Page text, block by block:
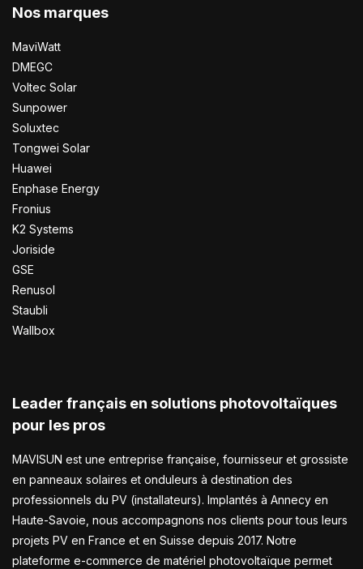
Nos marques
MaviWatt
DMEGC
Voltec Solar
Sunpower
Soluxtec
Tongwei Solar
Huawei
Enphase Energy
Fronius
K2 Systems
Joriside
GSE
Renusol
Staubli
Wallbox
Leader français en solutions photovoltaïques
pour les pros
MAVISUN est une entreprise française, fournisseur et grossiste
en panneaux solaires et onduleurs à destination des
professionnels du PV (installateurs). Implantés à Annecy en
Haute-Savoie, nous accompagnons nos clients pour tous leurs
projets PV en France et en Suisse depuis 2017. Notre
plateforme e-commerce de matériel photovoltaïque permet